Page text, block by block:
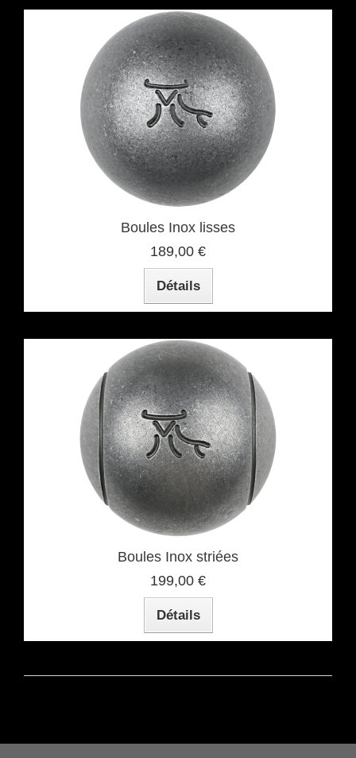
Boules Inox lisses
189,00 €
Détails
Boules Inox striées
199,00 €
Détails